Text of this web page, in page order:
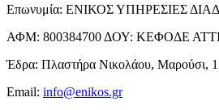
Επωνυμία: ΕΝΙΚΟΣ ΥΠΗΡΕΣΙΕΣ
ΑΦΜ: 800384700 ΔΟΥ: ΚΕΦΟΔΕ
Έδρα: Πλαστήρα Νικολάου, Μαρούσι,
Email: info@enikos.gr